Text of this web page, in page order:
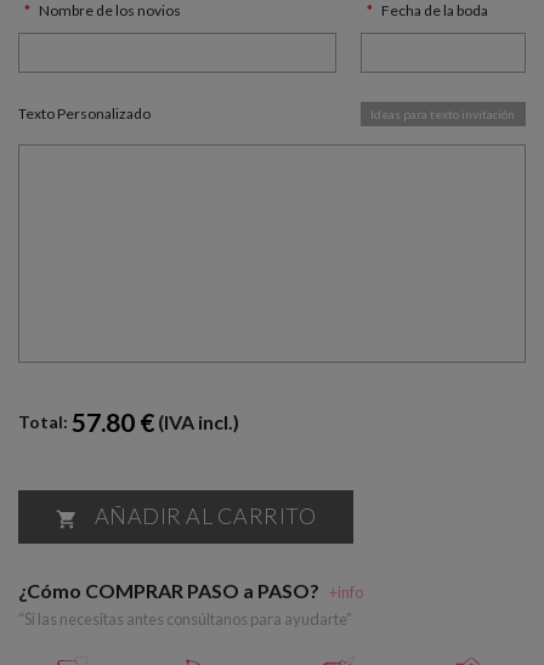
Nombre de los novios
Fecha de la boda
Texto Personalizado Ideas para texto invitación
Total: 57.80 € (IVA incl.)
 AÑADIR AL CARRITO
¿Cómo COMPRAR PASO a PASO? +info
“Si las necesitas antes consúltanos para ayudarte”